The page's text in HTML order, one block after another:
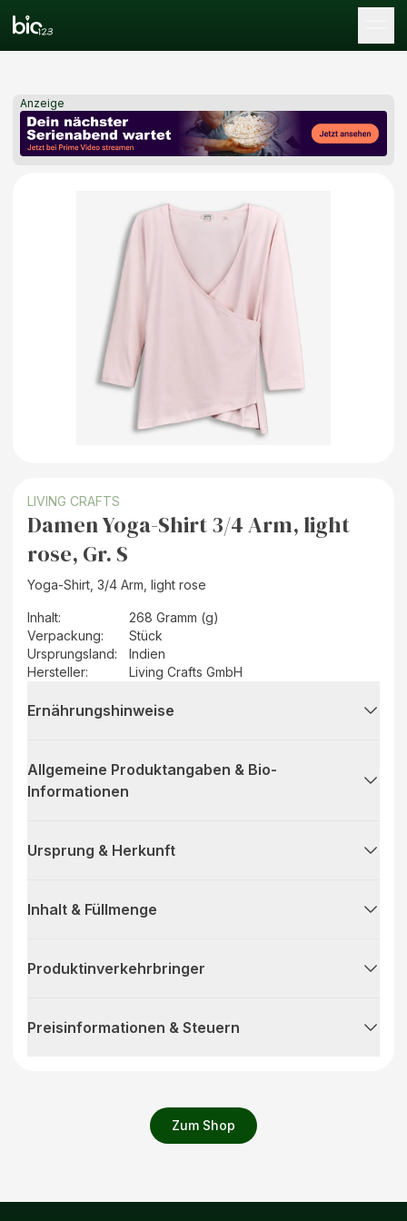
Anzeige
Zum Shop
LIVING CRAFTS
Damen Yoga-Shirt 3/4 Arm, light
rose, Gr. S
Yoga-Shirt, 3/4 Arm, light rose
Inhalt:
268 Gramm (g)
Verpackung:
Stück
Ursprungsland:
Indien
Hersteller: Living Crafts GmbH
Ernährungshinweise
Allgemeine Produktangaben & Bio-
Informationen
Ursprung & Herkunft
Inhalt & Füllmenge
Produktinverkehrbringer
Preisinformationen & Steuern